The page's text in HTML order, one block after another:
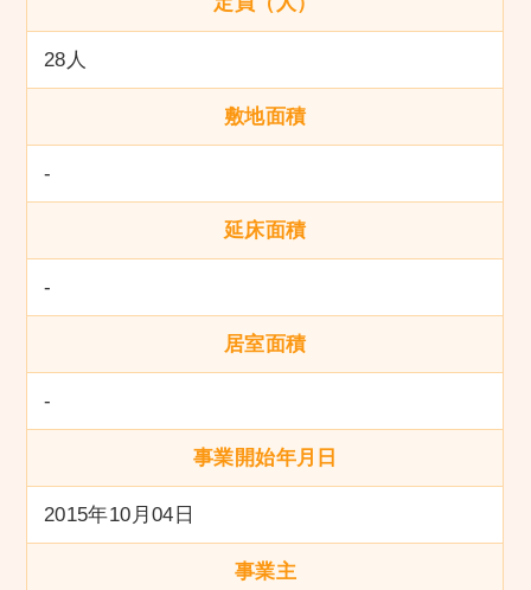
28人
敷地面積
-
延床面積
-
居室面積
-
事業開始年月日
2015年10月04日
事業主